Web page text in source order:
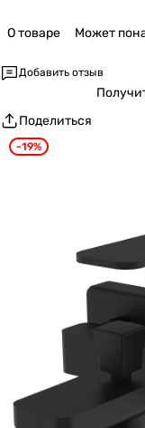
О товаре Может
Добавить отзыв
Поделиться
-19%